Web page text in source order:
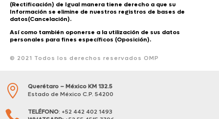
(Rectificación) de Igual manera tiene derecho a que su
Información se elimine de nuestros registros de bases de
datos(Cancelación).
Así como también oponerse a la utilización de sus datos
personales para fines específicos (Oposición).
© 2021 Todos los derechos reservados OMP

Querétaro – México KM 132.5
Estado de México C.P. 54200
TELÉFONO: +52 442 402 1493